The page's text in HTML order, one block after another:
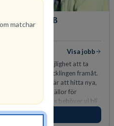
matchar
Vattenfall AB
Visa jobb
får du möjlighet att ta
driver dig och utvecklingen framåt.
utmaningar är att hitta nya,
förnybara energikällor för
För att lyckas behöver vi bli
som vill göra skillnad.
Besök profil